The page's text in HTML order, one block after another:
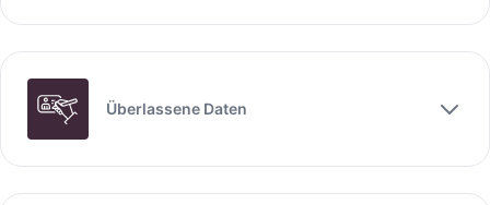
Überlassene Daten